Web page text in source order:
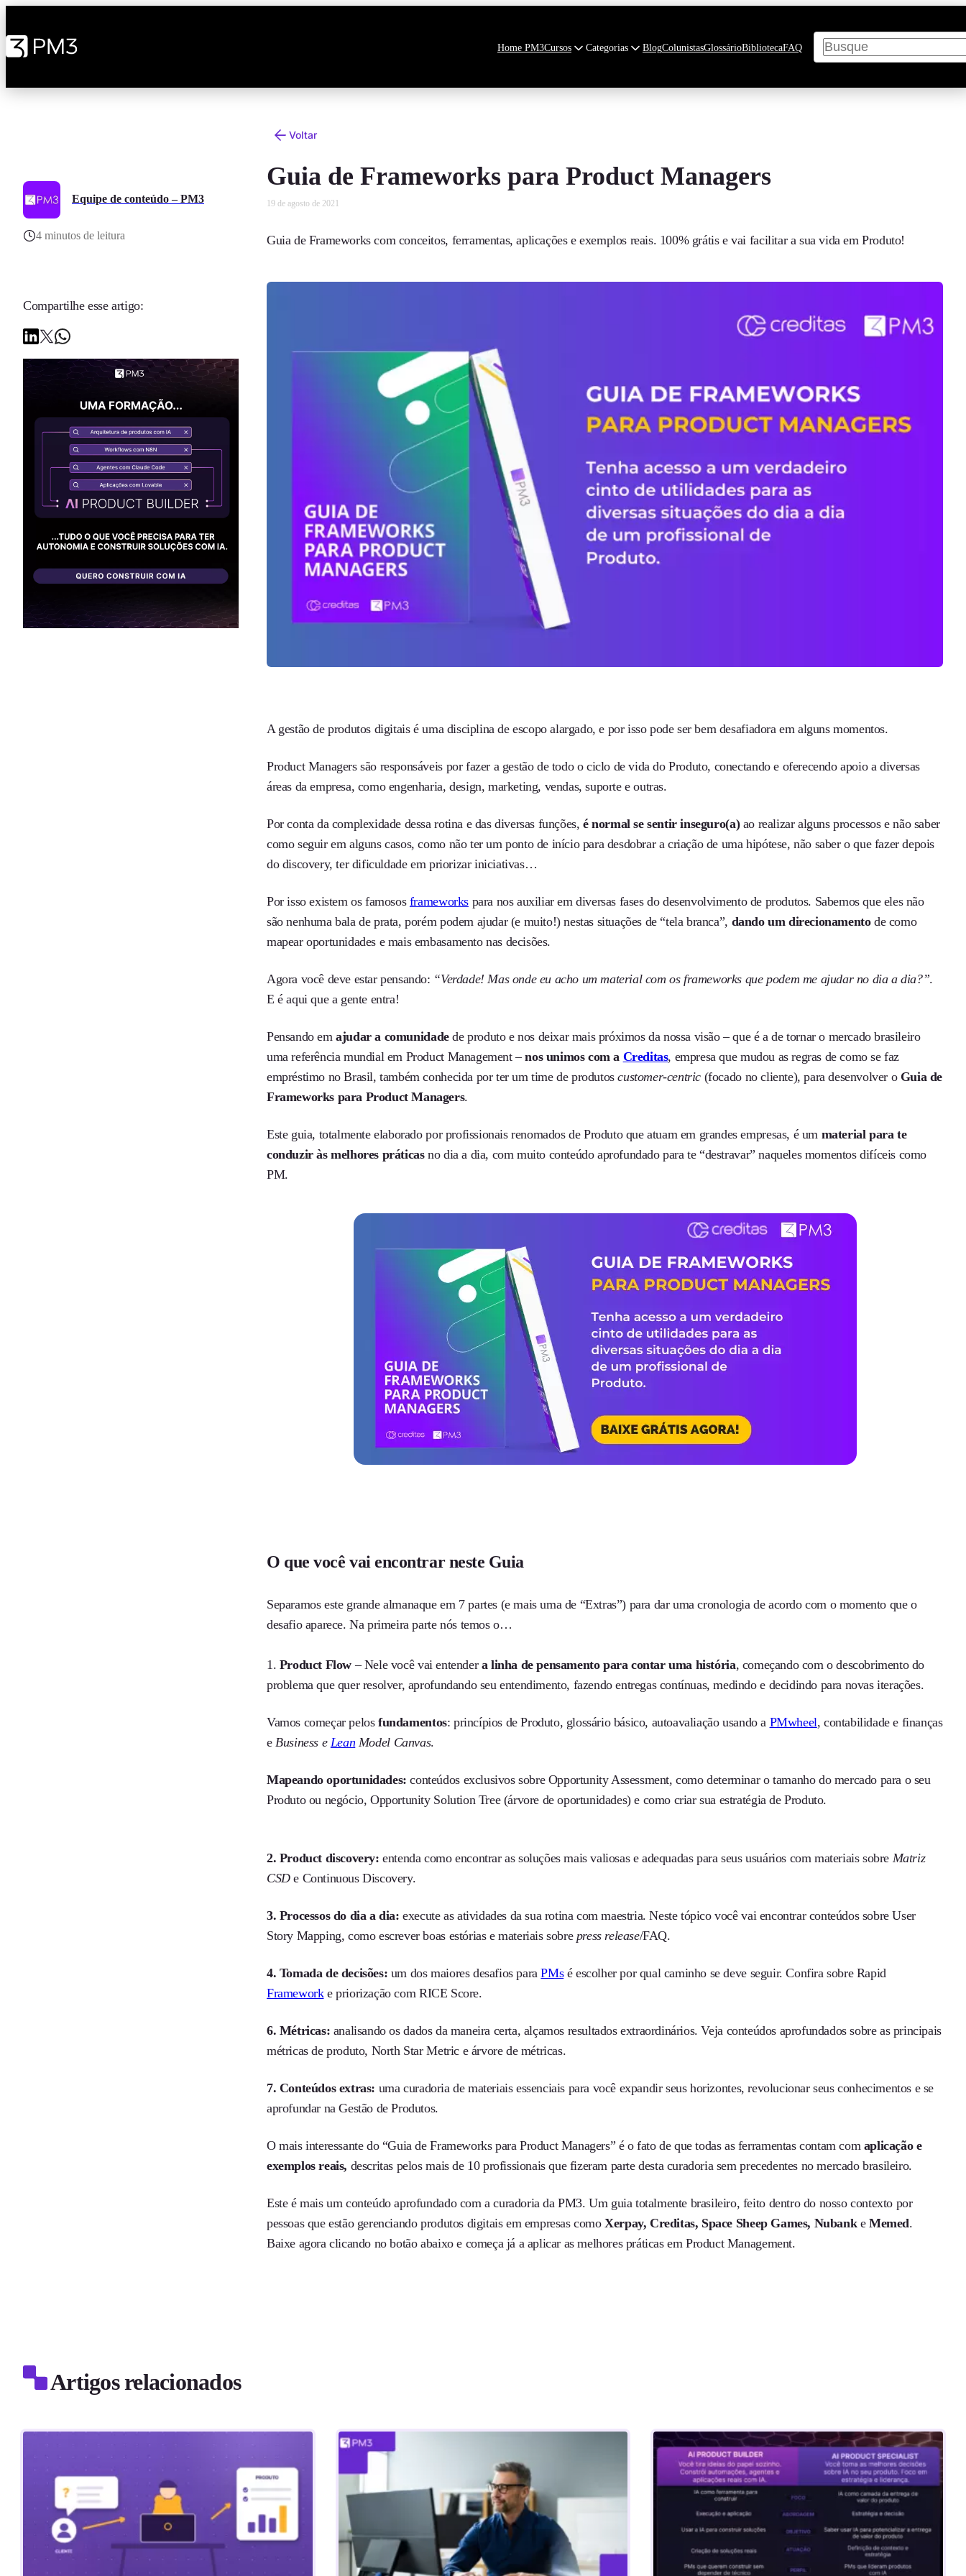
Home PM3Cursos Categorias BlogColunistasGlossárioBibliotecaFAQ
Pesquisar
Voltar
Equipe de conteúdo – PM3
4 minutos de leitura
Compartilhe esse artigo:
Guia de Frameworks para Product Managers
19 de agosto de 2021
Guia de Frameworks com conceitos, ferramentas, aplicações e exemplos reais. 100% grátis e vai facilitar a sua vida em Produto!
A gestão de produtos digitais é uma disciplina de escopo alargado, e por isso pode ser bem desafiadora em alguns momentos.
Product Managers são responsáveis por fazer a gestão de todo o ciclo de vida do Produto, conectando e oferecendo apoio a diversas
áreas da empresa, como engenharia, design, marketing, vendas, suporte e outras.
Por conta da complexidade dessa rotina e das diversas funções,é normal se sentir inseguro(a) ao realizar alguns processos e não saber
como seguir em alguns casos, como não ter um ponto de início para desdobrar a criação de uma hipótese, não saber o que fazer depois
do discovery, ter dificuldade em priorizar iniciativas…
Por isso existem os famosos frameworkspara nos auxiliar em diversas fases do desenvolvimento de produtos. Sabemos que eles não
são nenhuma bala de prata, porém podem ajudar (e muito!) nestas situações de “tela branca”, dando um direcionamentode como
mapear oportunidades e mais embasamento nas decisões.
Agora você deve estar pensando: “Verdade! Mas onde eu acho um material com os frameworks que podem me ajudar no dia a dia?”.
E é aqui que a gente entra!
Pensando emajudar a comunidadede produto e nos deixar mais próximos da nossa visão – que é a de tornar o mercado brasileiro
uma referência mundial em Product Management –nos unimos com a Creditas, empresa que mudou as regras de como se faz
empréstimo no Brasil, também conhecida por ter um time de produtoscustomer-centric (focado no cliente), para desenvolver o Guia de
Frameworks para Product Managers.
Este guia, totalmente elaborado por profissionais renomados de Produto que atuam em grandes empresas, é um material para te
conduzir às melhores práticasno dia a dia, com muito conteúdo aprofundado para te “destravar” naqueles momentos difíceis como
PM.
O que você vai encontrar neste Guia
Separamos este grande almanaque em 7 partes (e mais uma de “Extras”) para dar uma cronologia de acordo com o momento que o
desafio aparece. Na primeira parte nós temos o…
1. Product Flow – Nele você vai entender a linha de pensamento para contar uma história, começando com o descobrimento do
problema que quer resolver, aprofundando seu entendimento, fazendo entregas contínuas, medindo e decidindo para novas iterações.
Vamos começar pelosfundamentos: princípios de Produto, glossário básico, autoavaliação usando a PMwheel, contabilidade e finanças
eBusiness e Lean Model Canvas.
Mapeando oportunidades: conteúdos exclusivos sobre Opportunity Assessment, como determinar o tamanho do mercado para o seu
Produto ou negócio, Opportunity Solution Tree (árvore de oportunidades) e como criar sua estratégia de Produto.
2. Product discovery: entenda como encontrar as soluções mais valiosas e adequadas para seus usuários com materiais sobre Matriz
CSDe Continuous Discovery.
3. Processos do dia a dia: execute as atividades da sua rotina com maestria. Neste tópico você vai encontrar conteúdos sobre User
Story Mapping, como escrever boas estórias e materiais sobre press release/FAQ.
4. Tomada de decisões: um dos maiores desafios paraPMsé escolher por qual caminho se deve seguir. Confira sobre Rapid
Frameworke priorização com RICE Score.
6. Métricas: analisando os dados da maneira certa, alçamos resultados extraordinários. Veja conteúdos aprofundados sobre as principais
métricas de produto, North Star Metric e árvore de métricas.
7. Conteúdos extras: uma curadoria de materiais essenciais para você expandir seus horizontes, revolucionar seus conhecimentos e se
aprofundar na Gestão de Produtos.
O mais interessante do “Guia de Frameworks para Product Managers” é o fato de que todas as ferramentas contam com aplicação e
exemplos reais, descritas pelos mais de 10 profissionais que fizeram parte desta curadoria sem precedentes no mercado brasileiro.
Este é mais um conteúdo aprofundado com a curadoria da PM3. Um guia totalmente brasileiro, feito dentro do nosso contexto por
pessoas que estão gerenciando produtos digitais em empresas comoXerpay, Creditas, Space Sheep Games, Nubank eMemed.
Baixe agora clicando no botão abaixo e começa já a aplicar as melhores práticas em Product Management.
Artigos relacionados